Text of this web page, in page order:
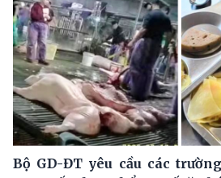
Bộ GD-ĐT yêu cầu các